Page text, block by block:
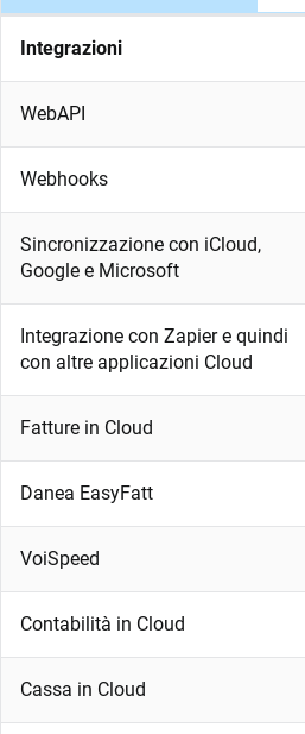
Integrazioni
WebAPI
Webhooks
Sincronizzazione con iCloud,
Google e Microsoft
Integrazione con Zapier e quindi
con altre applicazioni Cloud
Fatture in Cloud
Danea EasyFatt
VoiSpeed
Contabilità in Cloud
Cassa in Cloud